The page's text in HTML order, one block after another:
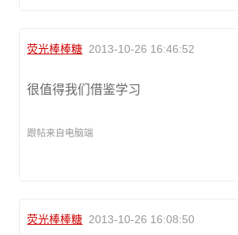
荧光棒棒糖 2013-10-26 16:46:52
很值得我们借鉴学习
跟帖来自电脑端
荧光棒棒糖 2013-10-26 16:08:50